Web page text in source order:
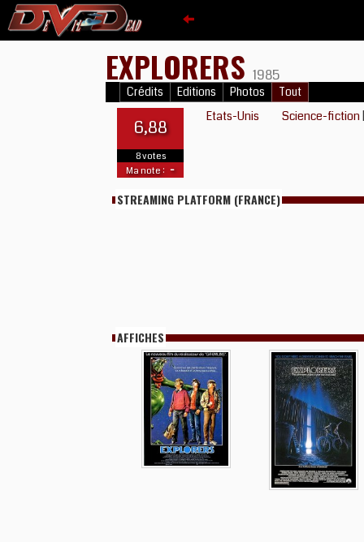
EXPLORERS 1985
Crédits Editions Photos Tout
6,88
8 votes
Ma note : -
Etats-Unis Science-fiction
STREAMING PLATFORM (FRANCE)
AFFICHES